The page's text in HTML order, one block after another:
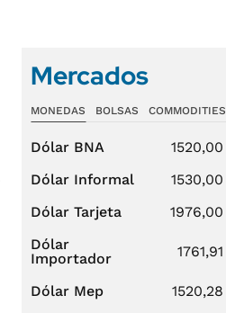
Mercados
MONEDAS BOLSAS COMMODITIES
Dólar BNA 1520,00
Dólar Informal
1530,00
Dólar Tarjeta
1976,00
Dólar
Importador
1761,91
Dólar Mep 1520,28